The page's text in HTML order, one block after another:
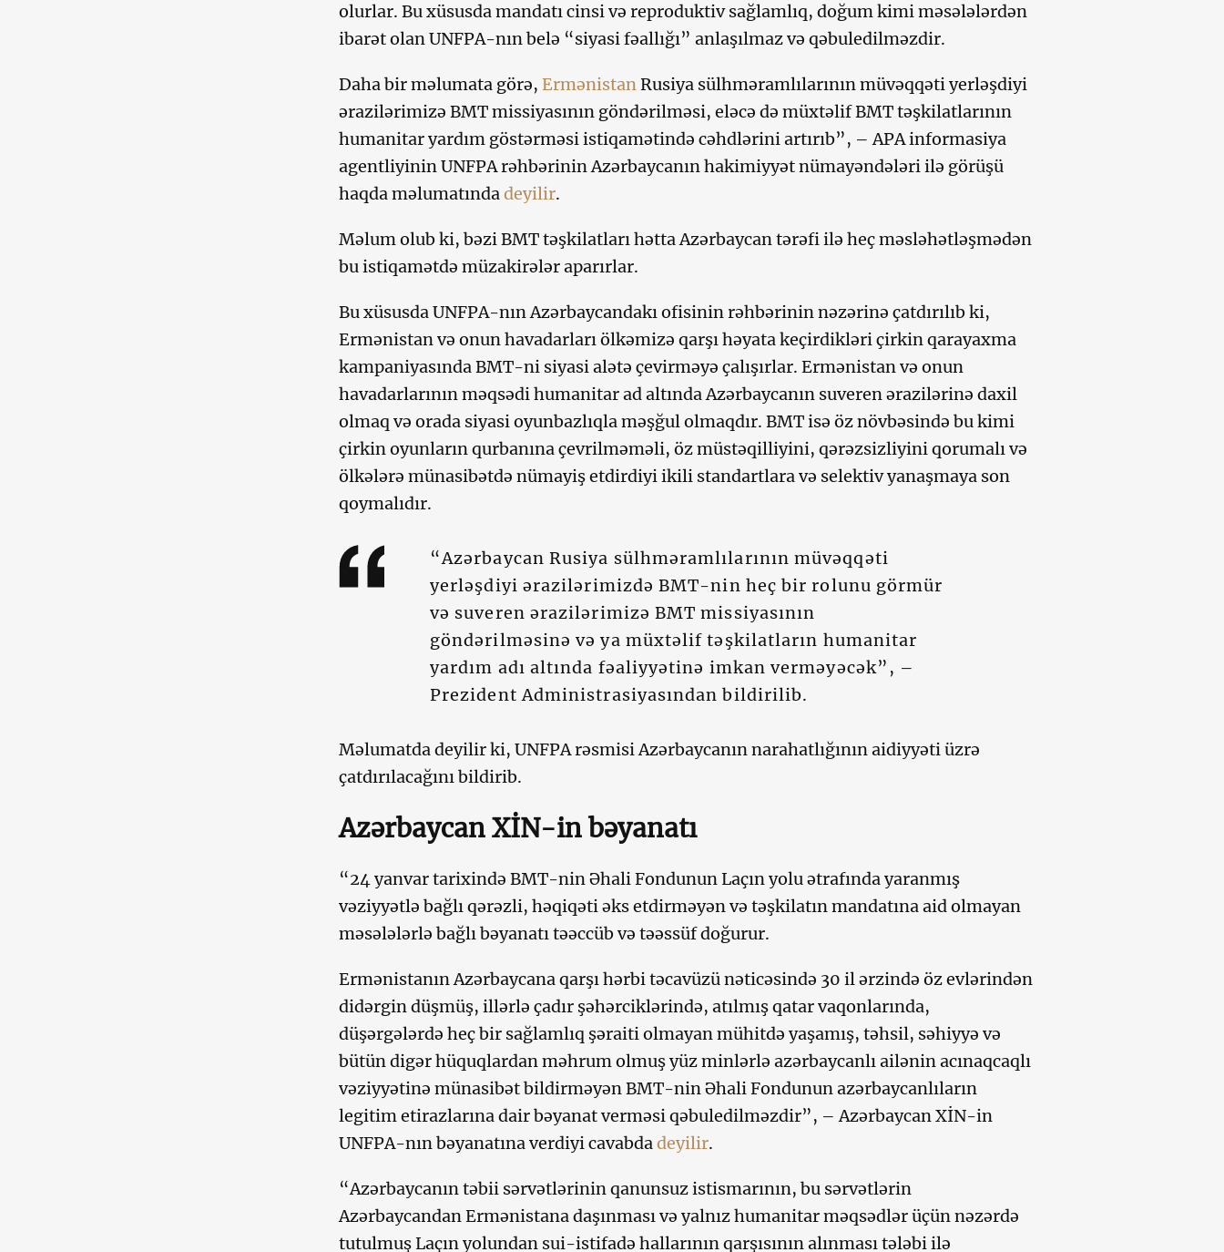
olurlar. Bu xüsusda mandatı cinsi və reproduktiv sağlamlıq, doğum kimi məsələlərdən
ibarət olan UNFPA-nın belə “siyasi fəallığı” anlaşılmaz və qəbuledilməzdir.
Daha bir məlumata görə, ErmənistanRusiya sülhməramlılarının müvəqqəti yerləşdiyi
ərazilərimizə BMT missiyasının göndərilməsi, eləcə də müxtəlif BMT təşkilatlarının
humanitar yardım göstərməsi istiqamətində cəhdlərini artırıb”, – APA informasiya
agentliyinin UNFPA rəhbərinin Azərbaycanın hakimiyyət nümayəndələri ilə görüşü
haqda məlumatındadeyilir.
Məlum olub ki, bəzi BMT təşkilatları hətta Azərbaycan tərəfi ilə heç məsləhətləşmədən
bu istiqamətdə müzakirələr aparırlar.
Bu xüsusda UNFPA-nın Azərbaycandakı ofisinin rəhbərinin nəzərinə çatdırılıb ki,
Ermənistan və onun havadarları ölkəmizə qarşı həyata keçirdikləri çirkin qarayaxma
kampaniyasında BMT-ni siyasi alətə çevirməyə çalışırlar. Ermənistan və onun
havadarlarının məqsədi humanitar ad altında Azərbaycanın suveren ərazilərinə daxil
olmaq və orada siyasi oyunbazlıqla məşğul olmaqdır. BMT isə öz növbəsində bu kimi
çirkin oyunların qurbanına çevrilməməli, öz müstəqilliyini, qərəzsizliyini qorumalı və
ölkələrə münasibətdə nümayiş etdirdiyi ikili standartlara və selektiv yanaşmaya son
qoymalıdır.
“Azərbaycan Rusiya sülhməramlılarının müvəqqəti
yerləşdiyi ərazilərimizdə BMT-nin heç bir rolunu görmür
və suveren ərazilərimizə BMT missiyasının
göndərilməsinə və ya müxtəlif təşkilatların humanitar
yardım adı altında fəaliyyətinə imkan verməyəcək”, –
Prezident Administrasiyasından bildirilib.
Məlumatda deyilir ki, UNFPA rəsmisi Azərbaycanın narahatlığının aidiyyəti üzrə
çatdırılacağını bildirib.
Azərbaycan XİN-in bəyanatı
“24 yanvar tarixində BMT-nin Əhali Fondunun Laçın yolu ətrafında yaranmış
vəziyyətlə bağlı qərəzli, həqiqəti əks etdirməyən və təşkilatın mandatına aid olmayan
məsələlərlə bağlı bəyanatı təəccüb və təəssüf doğurur.
Ermənistanın Azərbaycana qarşı hərbi təcavüzü nəticəsində 30 il ərzində öz evlərindən
didərgin düşmüş, illərlə çadır şəhərciklərində, atılmış qatar vaqonlarında,
düşərgələrdə heç bir sağlamlıq şəraiti olmayan mühitdə yaşamış, təhsil, səhiyyə və
bütün digər hüquqlardan məhrum olmuş yüz minlərlə azərbaycanlı ailənin acınaqcaqlı
vəziyyətinə münasibət bildirməyən BMT-nin Əhali Fondunun azərbaycanlıların
legitim etirazlarına dair bəyanat verməsi qəbuledilməzdir”, – Azərbaycan XİN-in
UNFPA-nın bəyanatına verdiyi cavabdadeyilir.
“Azərbaycanın təbii sərvətlərinin qanunsuz istismarının, bu sərvətlərin
Azərbaycandan Ermənistana daşınması və yalnız humanitar məqsədlər üçün nəzərdə
tutulmuş Laçın yolundan sui-istifadə hallarının qarşısının alınması tələbi ilə